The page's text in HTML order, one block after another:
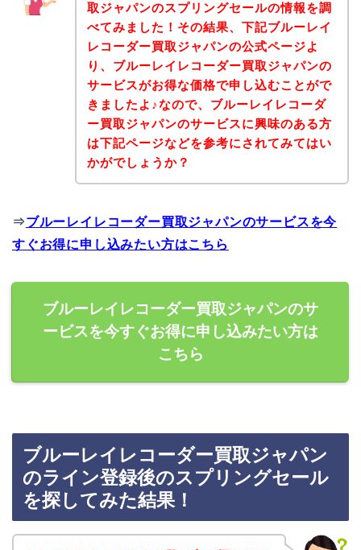
取ジャパンのスプリングセールの情報を調
べてみました！その結果、下記ブルーレイ
レコーダー買取ジャパンの公式ページよ
り、ブルーレイレコーダー買取ジャパンの
サービスがお得な価格で申し込むことがで
きましたよ♪なので、ブルーレイレコーダ
ー買取ジャパンのサービスに興味のある方
は下記ページなどを参考にされてみてはい
かがでしょうか？
⇒ブルーレイレコーダー買取ジャパンのサービスを今
すぐお得に申し込みたい方はこちら
ブルーレイレコーダー買取ジャパンのサ
ービスを今すぐお得に申し込みたい方は
こちら
ブルーレイレコーダー買取ジャパン
のライン登録後のスプリングセール
を探してみた結果！